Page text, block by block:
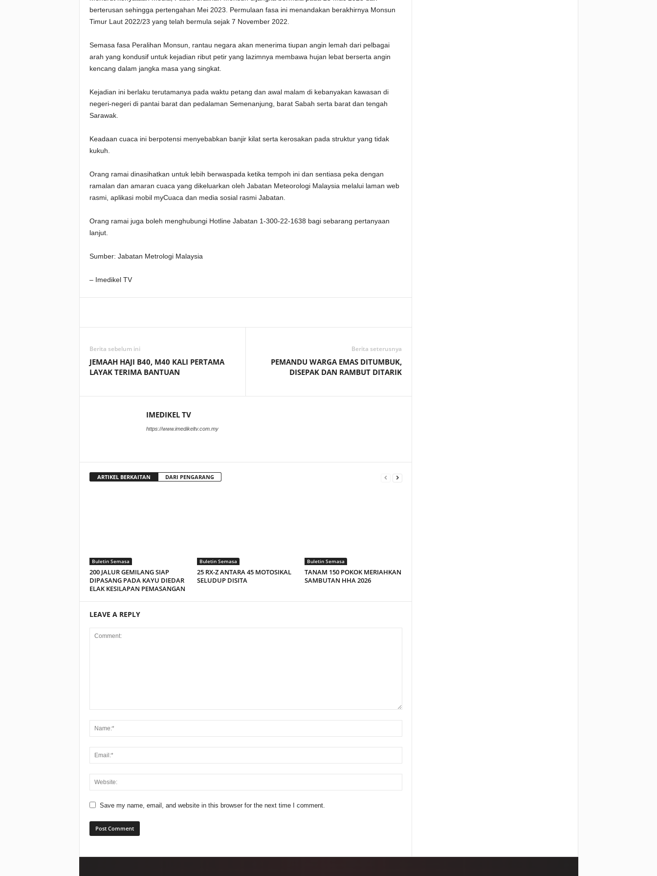
berterusan sehingga pertengahan Mei 2023. Permulaan fasa ini menandakan berakhirnya Monsun
Timur Laut 2022/23 yang telah bermula sejak 7 November 2022.
Semasa fasa Peralihan Monsun, rantau negara akan menerima tiupan angin lemah dari pelbagai
arah yang kondusif untuk kejadian ribut petir yang lazimnya membawa hujan lebat berserta angin
kencang dalam jangka masa yang singkat.
Kejadian ini berlaku terutamanya pada waktu petang dan awal malam di kebanyakan kawasan di
negeri-negeri di pantai barat dan pedalaman Semenanjung, barat Sabah serta barat dan tengah
Sarawak.
Keadaan cuaca ini berpotensi menyebabkan banjir kilat serta kerosakan pada struktur yang tidak
kukuh.
Orang ramai dinasihatkan untuk lebih berwaspada ketika tempoh ini dan sentiasa peka dengan
ramalan dan amaran cuaca yang dikeluarkan oleh Jabatan Meteorologi Malaysia melalui laman web
rasmi, aplikasi mobil myCuaca dan media sosial rasmi Jabatan.
Orang ramai juga boleh menghubungi Hotline Jabatan 1-300-22-1638 bagi sebarang pertanyaan
lanjut.
Sumber: Jabatan Metrologi Malaysia
– Imedikel TV
Berita sebelum ini
JEMAAH HAJI B40, M40 KALI PERTAMA
LAYAK TERIMA BANTUAN
Berita seterusnya
PEMANDU WARGA EMAS DITUMBUK,
DISEPAK DAN RAMBUT DITARIK
IMEDIKEL TV
https://www.imedikeltv.com.my
ARTIKEL BERKAITAN DARI PENGARANG
Buletin Semasa
200 JALUR GEMILANG SIAP
DIPASANG PADA KAYU DIEDAR
ELAK KESILAPAN PEMASANGAN
Buletin Semasa
25 RX-Z ANTARA 45 MOTOSIKAL
SELUDUP DISITA
Buletin Semasa
TANAM 150 POKOK MERIAHKAN
SAMBUTAN HHA 2026
LEAVE A REPLY
Save my name, email, and website in this browser for the next time I comment.